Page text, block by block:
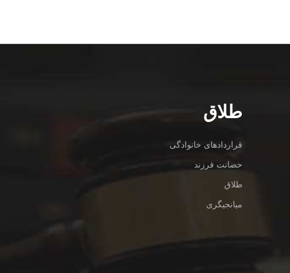
طلاق
قراردادهای خانوادگی
حضانت فرزند
طلاق
میانجیگری